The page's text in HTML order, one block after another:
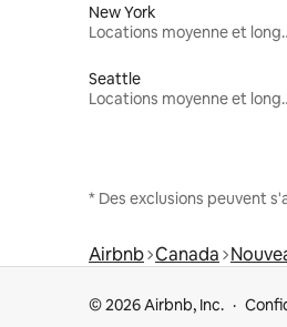
New York
Locations
Seattle
Locations
* Des exclusions peuvent
Airbnb Canada
© 2026 Airbnb, Inc.